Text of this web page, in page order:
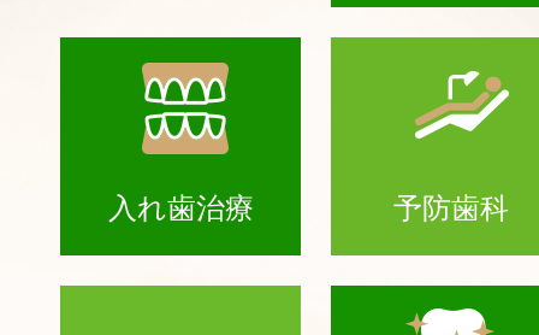
入れ歯治療 予防歯科